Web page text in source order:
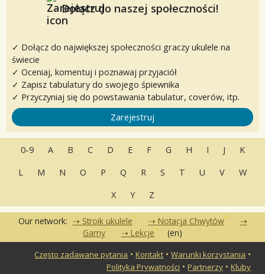
Dołącz do naszej społeczności!
✓ Dołącz do największej społeczności graczy ukulele na
świecie
✓ Oceniaj, komentuj i poznawaj przyjaciół
✓ Zapisz tabulatury do swojego śpiewnika
✓ Przyczyniaj się do powstawania tabulatur, coverów, itp.
Zarejestruj
0-9 A B C D E F G H I J
K
L
M N O P Q R S T U V
W
X
Y Z
Our network: Stroik ukulele
Notacja Chwytów
Gamy
Lekcje (en)
Często zadawane pytania •Kontakt •Warunki korzystania •
Polityka Prywatności •Partnerzy •Kluby